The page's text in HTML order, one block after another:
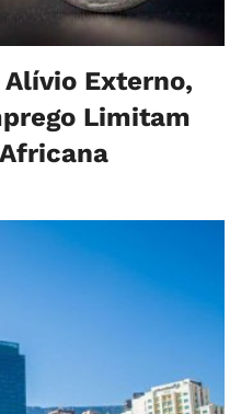
Alívio Externo,
Limitam